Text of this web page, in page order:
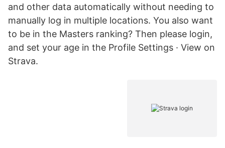
and other data automatically without needing to
manually log in multiple locations. You also want
to be in the Masters ranking? Then please login,
and set your age in the Profile Settings · View on
Strava.